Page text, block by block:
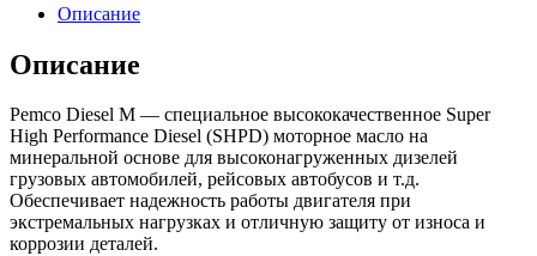
Описание
Описание
Pemco Diesel M — специальное высококачественное Super
High Performance Diesel (SHPD) моторное масло на
минеральной основе для высоконагруженных дизелей
грузовых автомобилей, рейсовых автобусов и т.д.
Обеспечивает надежность работы двигателя при
экстремальных нагрузках и отличную защиту от износа и
коррозии деталей.